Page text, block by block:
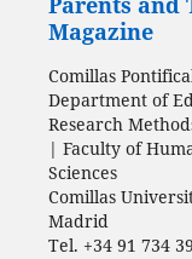
Magazine
Comillas
Department of
Research
| Faculty of
Sciences
Comillas
Madrid
Tel. +34 91 734